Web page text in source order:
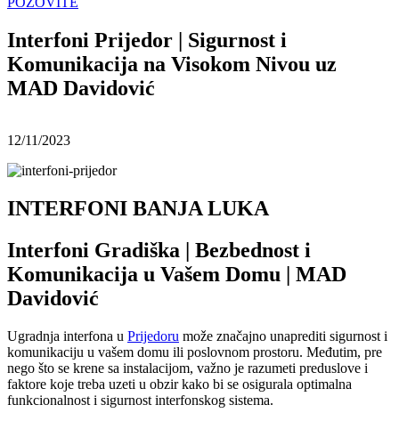
Interfoni Prijedor | Sigurnost i
Komunikacija na Visokom Nivou uz
MAD Davidović
12/11/2023
INTERFONI BANJA LUKA
Interfoni Gradiška | Bezbednost i
Komunikacija u Vašem Domu | MAD
Davidović
Ugradnja interfona u Prijedoru može značajno unaprediti sigurnost i
komunikaciju u vašem domu ili poslovnom prostoru. Međutim, pre
nego što se krene sa instalacijom, važno je razumeti preduslove i
faktore koje treba uzeti u obzir kako bi se osigurala optimalna
funkcionalnost i sigurnost interfonskog sistema.